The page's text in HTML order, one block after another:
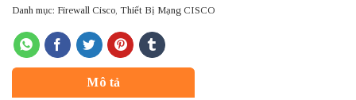
Danh mục: Firewall Cisco, Thiết Bị Mạng CISCO
Mô tả